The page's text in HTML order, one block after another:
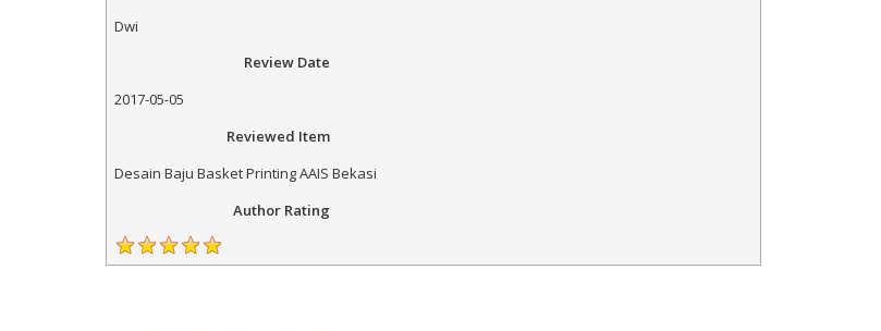
Dwi
Review Date
2017-05-05
Reviewed Item
Desain Baju Basket Printing AAIS Bekasi
Author Rating